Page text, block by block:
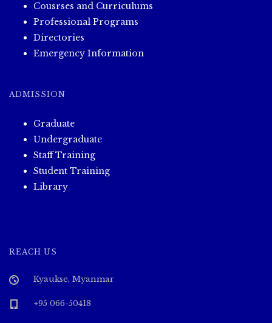
Cousrses and Curriculums
Professional Programs
Directories
Emergency Information
ADMISSION
Graduate
Undergraduate
Staff Training
Student Training
Library
REACH US
Kyaukse, Myanmar
+95 066-50418